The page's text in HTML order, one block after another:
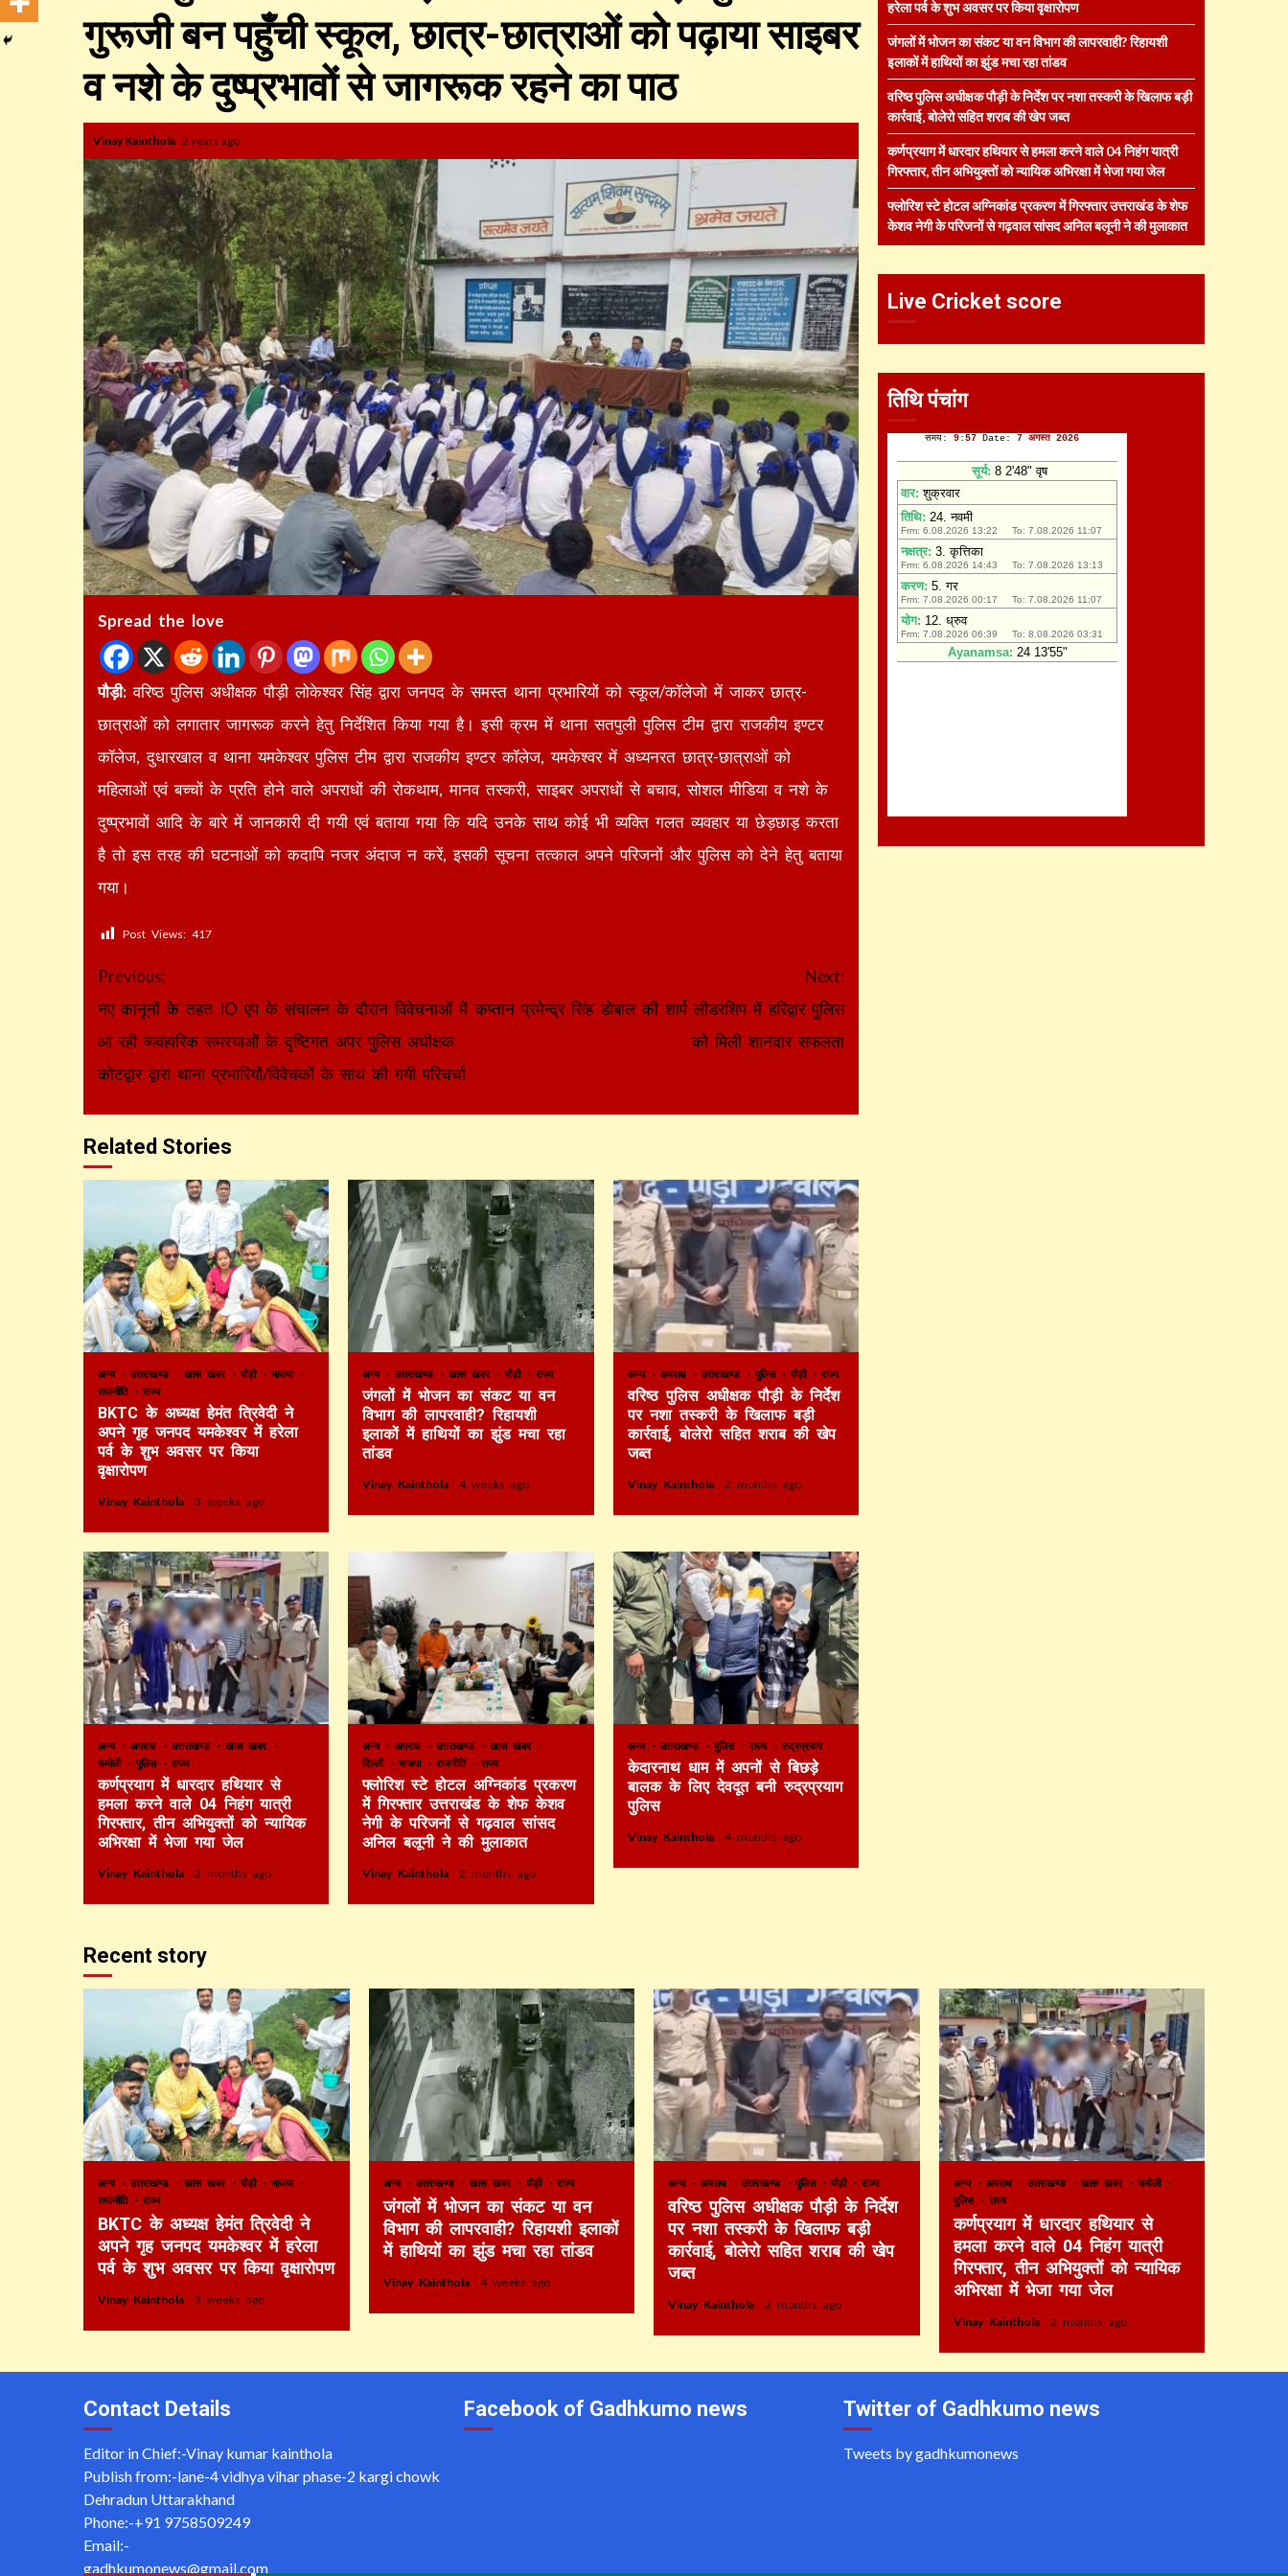
गुरूजी बन पहुँची स्कूल, छात्र-छात्राओं को पढ़ाया साइबर
व नशे के दुष्प्रभावों से जागरूक रहने का पाठ
Vinay Kainthola 2 years ago
Spread the love
पौड़ी: वरिष्ठ पुलिस अधीक्षक पौड़ी लोकेश्वर सिंह द्वारा जनपद के समस्त थाना प्रभारियों को स्कूल/कॉलेजो में जाकर छात्र-
छात्राओं को लगातार जागरूक करने हेतु निर्देशित किया गया है। इसी क्रम में थाना सतपुली पुलिस टीम द्वारा राजकीय इण्टर
कॉलेज, दुधारखाल व थाना यमकेश्वर पुलिस टीम द्वारा राजकीय इण्टर कॉलेज, यमकेश्वर में अध्यनरत छात्र-छात्राओं को
महिलाओं एवं बच्चों के प्रति होने वाले अपराधों की रोकथाम, मानव तस्करी, साइबर अपराधों से बचाव, सोशल मीडिया व नशे के
दुष्प्रभावों आदि के बारे में जानकारी दी गयी एवं बताया गया कि यदि उनके साथ कोई भी व्यक्ति गलत व्यवहार या छेड़छाड़ करता
है तो इस तरह की घटनाओं को कदापि नजर अंदाज न करें, इसकी सूचना तत्काल अपने परिजनों और पुलिस को देने हेतु बताया
गया।
Post Views: 417
Continue
Reading
Previous:
नए कानूनों के तहत IO एप के संचालन के दौरान विवेचनाओं में
आ रही व्यवहारिक समस्याओं के दृष्टिगत अपर पुलिस अधीक्षक
कोटद्वार द्वारा थाना प्रभारियों/विवेचकों के साथ की गयी परिचर्चा
Next:
कप्तान प्रमेन्द्र सिंह डोबाल की शार्प लीडरशिप में हरिद्वार पुलिस
को मिली शानदार सफलता
Related Stories
अन्य उत्तराखण्ड खास खबर पौड़ी
भाजपा
राजनीति
राज्य
BKTC के अध्यक्ष हेमंत त्रिवेदी ने
अपने गृह जनपद यमकेश्वर में हरेला
पर्व के शुभ अवसर पर किया
वृक्षारोपण
Vinay Kainthola 3 weeks ago
अन्य उत्तराखण्ड खास खबर पौड़ी राज्य
जंगलों में भोजन का संकट या वन
विभाग की लापरवाही? रिहायशी
इलाकों में हाथियों का झुंड मचा रहा
तांडव
Vinay Kainthola 4 weeks ago
अन्य अपराध उत्तराखण्ड पुलिस पौड़ी राज्य
वरिष्ठ पुलिस अधीक्षक पौड़ी के निर्देश
पर नशा तस्करी के खिलाफ बड़ी
कार्रवाई, बोलेरो सहित शराब की खेप
जब्त
Vinay Kainthola 2 months ago
अन्य अपराध उत्तराखण्ड
खास खबर
चमोली
पुलिस राज्य
कर्णप्रयाग में धारदार हथियार से
हमला करने वाले 04 निहंग यात्री
गिरफ्तार, तीन अभियुक्तों को न्यायिक
अभिरक्षा में भेजा गया जेल
Vinay Kainthola 2 months ago
अन्य अपराध उत्तराखण्ड
खास खबर
दिल्ली
भाजपा राजनीति राज्य
फ्लोरिश स्टे होटल अग्निकांड प्रकरण
में गिरफ्तार उत्तराखंड के शेफ केशव
नेगी के परिजनों से गढ़वाल सांसद
अनिल बलूनी ने की मुलाकात
Vinay Kainthola 2 months ago
अन्य उत्तराखण्ड पुलिस राज्य रुद्रप्रयाग
केदारनाथ धाम में अपनों से बिछड़े
बालक के लिए देवदूत बनी रुद्रप्रयाग
पुलिस
Vinay Kainthola 4 months ago
हरेला पर्व के शुभ अवसर पर किया वृक्षारोपण
जंगलों में भोजन का संकट या वन विभाग की लापरवाही? रिहायशी
इलाकों में हाथियों का झुंड मचा रहा तांडव
वरिष्ठ पुलिस अधीक्षक पौड़ी के निर्देश पर नशा तस्करी के खिलाफ बड़ी
कार्रवाई, बोलेरो सहित शराब की खेप जब्त
कर्णप्रयाग में धारदार हथियार से हमला करने वाले 04 निहंग यात्री
गिरफ्तार, तीन अभियुक्तों को न्यायिक अभिरक्षा में भेजा गया जेल
फ्लोरिश स्टे होटल अग्निकांड प्रकरण में गिरफ्तार उत्तराखंड के शेफ
केशव नेगी के परिजनों से गढ़वाल सांसद अनिल बलूनी ने की मुलाकात
Live Cricket score
तिथि पंचांग
Recent story
अन्य उत्तराखण्ड खास खबर पौड़ी
भाजपा
राजनीति
राज्य
BKTC के अध्यक्ष हेमंत त्रिवेदी ने
अपने गृह जनपद यमकेश्वर में हरेला
पर्व के शुभ अवसर पर किया वृक्षारोपण
Vinay Kainthola 3 weeks ago
अन्य उत्तराखण्ड खास खबर पौड़ी राज्य
जंगलों में भोजन का संकट या वन
विभाग की लापरवाही? रिहायशी इलाकों
में हाथियों का झुंड मचा रहा तांडव
Vinay Kainthola 4 weeks ago
अन्य अपराध उत्तराखण्ड पुलिस पौड़ी राज्य
वरिष्ठ पुलिस अधीक्षक पौड़ी के निर्देश
पर नशा तस्करी के खिलाफ बड़ी
कार्रवाई, बोलेरो सहित शराब की खेप
जब्त
Vinay Kainthola 2 months ago
अन्य अपराध उत्तराखण्ड खास खबर
चमोली
पुलिस
राज्य
कर्णप्रयाग में धारदार हथियार से
हमला करने वाले 04 निहंग यात्री
गिरफ्तार, तीन अभियुक्तों को न्यायिक
अभिरक्षा में भेजा गया जेल
Vinay Kainthola 2 months ago
Contact Details
Editor in Chief:-Vinay kumar kainthola
Publish from:-lane-4 vidhya vihar phase-2 kargi chowk
Dehradun Uttarakhand
Phone:-+91 9758509249
Email:-
gadhkumonews@gmail.com
Facebook of Gadhkumo news Twitter of Gadhkumo news
Tweets by gadhkumonews